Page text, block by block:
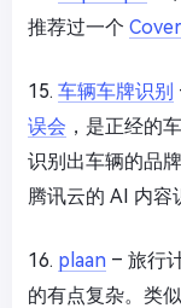
推荐过一个
15. 车辆车牌识别
误会 ，是正经的
识别出车辆的品
腾讯云的 AI 内容
16. plaan – 旅行
的有点复杂。类似